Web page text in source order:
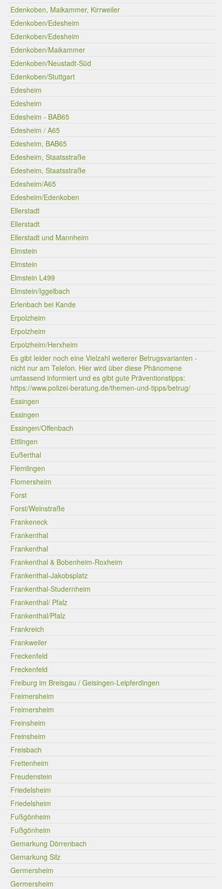
Edenkoben, Maikammer, Kirrweiler
Edenkoben/Edesheim
Edenkoben/Edesheim
Edenkoben/Maikammer
Edenkoben/Neustadt-Süd
Edenkoben/Stuttgart
Edesheim
Edesheim
Edesheim - BAB65
Edesheim / A65
Edesheim, BAB65
Edesheim, Staatsstraße
Edesheim, Staatsstraße
Edesheim/A65
Edesheim/Edenkoben
Ellerstadt
Ellerstadt
Ellerstadt und Mannheim
Elmstein
Elmstein
Elmstein L499
Elmstein/Iggelbach
Erlenbach bei Kande
Erpolzheim
Erpolzheim
Erpolzheim/Herxheim
Es gibt leider noch eine Vielzahl weiterer Betrugsvarianten -
nicht nur am Telefon. Hier wird über diese Phänomene
umfassend informiert und es gibt gute Präventionstipps:
https://www.polizei-beratung.de/themen-und-tipps/betrug/
Essingen
Essingen
Essingen/Offenbach
Ettlingen
Eußerthal
Flemlingen
Flomersheim
Forst
Forst/Weinstraße
Frankeneck
Frankenthal
Frankenthal
Frankenthal & Bobenheim-Roxheim
Frankenthal-Jakobsplatz
Frankenthal-Studernheim
Frankenthal/ Pfalz
Frankenthal/Pfalz
Frankreich
Frankweiler
Freckenfeld
Freckenfeld
Freiburg im Breisgau / Geisingen-Leipferdingen
Freimersheim
Freimersheim
Freinsheim
Freinsheim
Freisbach
Frettenheim
Freudenstein
Friedelsheim
Friedelsheim
Fußgönheim
Fußgönheim
Gemarkung Dörrenbach
Gemarkung Silz
Germersheim
Germersheim